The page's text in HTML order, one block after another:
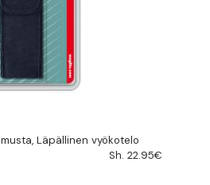
Läpällinen vyökotelo
Sh. 22.95€